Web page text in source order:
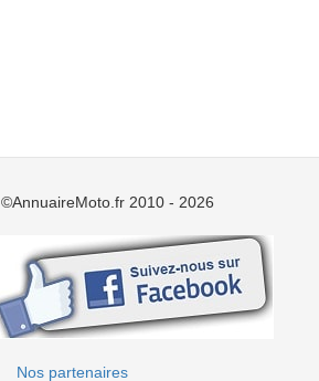
2010 - 2026
Nos partenaires